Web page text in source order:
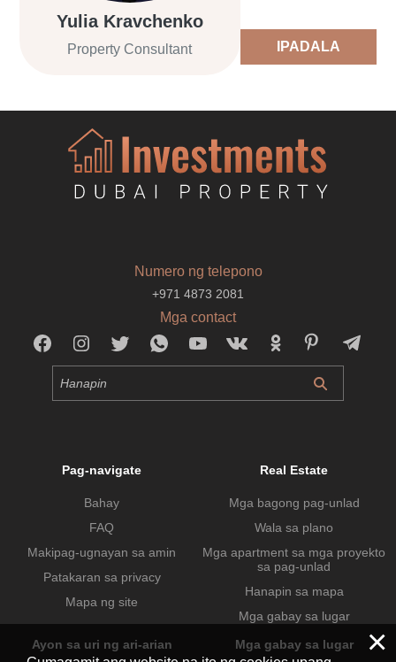
Yulia Kravchenko
Property Consultant IPADALA
Numero ng telepono
+971 4873 2081
Mga contact
Pag-navigate
Bahay
FAQ
Makipag-ugnayan sa amin
Patakaran sa privacy
Mapa ng site
Real Estate
Mga bagong pag-unlad
Wala sa plano
Mga apartment sa mga proyekto
sa pag-unlad
Hanapin sa mapa
Mga gabay sa lugar
Ayon sa uri ng ari-arian
Mga gabay sa lugar ×